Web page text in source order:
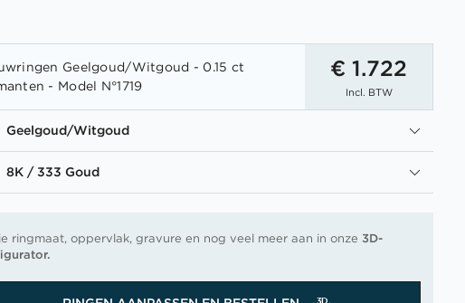
Geelgoud/Witgoud - 0.15 ct
- Model N°1719
€ 1.722
Incl. BTW
Geelgoud/Witgoud
8K / 333 Goud
ringmaat, oppervlak, gravure en nog veel meer aan in onze3D-